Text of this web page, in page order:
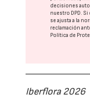
decisiones
nuestro DPD. Si
se ajusta a la
reclamación
Política de
Iberflora 2026